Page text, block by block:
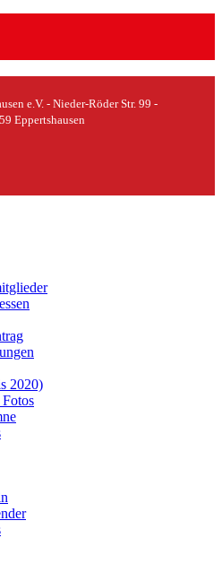
e.V. - Nieder-Röder Str. 99 -
Eppertshausen
2020)